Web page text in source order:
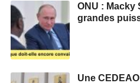
ONU : Macky
grandes
Une